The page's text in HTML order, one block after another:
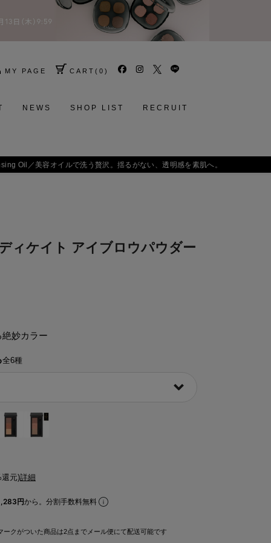
MY PAGE CART ( 0 )
NEWS SHOP LIST RECRUIT
。
ィケイト アイブロウパウダー
妙カラー
全6種
還元)詳細
円から。分割手数料無料
ークがついた商品は2点までメール便にて配送可能です